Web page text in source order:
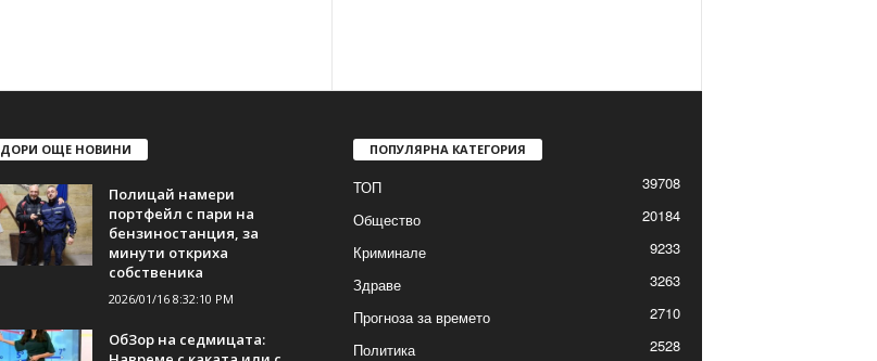
ДОРИ ОЩЕ НОВИНИ
Полицай намери
портфейл с пари на
бензиностанция, за
минути откриха
собственика
2026/01/16 8:32:10 PM
ОбЗор на седмицата:
ПОПУЛЯРНА КАТЕГОРИЯ
ТОП
39708
Общество
20184
Криминале
9233
Здраве
3263
Прогноза за времето
2710
Политика
2528